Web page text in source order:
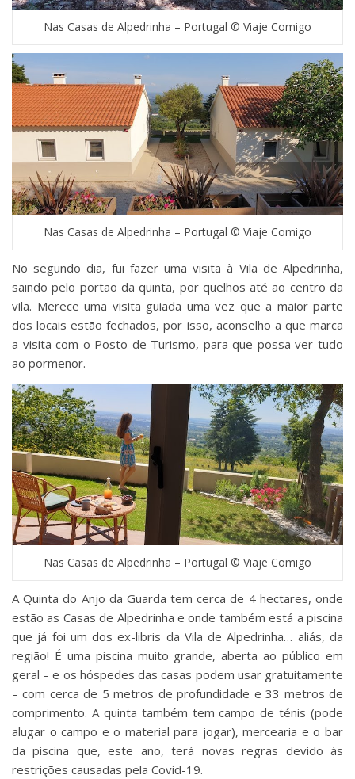
Nas Casas de Alpedrinha – Portugal © Viaje Comigo
Nas Casas de Alpedrinha – Portugal © Viaje Comigo
No segundo dia, fui fazer uma visita à Vila de Alpedrinha,
saindo pelo portão da quinta, por quelhos até ao centro da
vila. Merece uma visita guiada uma vez que a maior parte
dos locais estão fechados, por isso, aconselho a que marca
a visita com o Posto de Turismo, para que possa ver tudo
ao pormenor.
Nas Casas de Alpedrinha – Portugal © Viaje Comigo
A Quinta do Anjo da Guarda tem cerca de 4 hectares, onde
estão as Casas de Alpedrinha e onde também está a piscina
que já foi um dos ex-libris da Vila de Alpedrinha… aliás, da
região! É uma piscina muito grande, aberta ao público em
geral – e os hóspedes das casas podem usar gratuitamente
– com cerca de 5 metros de profundidade e 33 metros de
comprimento. A quinta também tem campo de ténis (pode
alugar o campo e o material para jogar), mercearia e o bar
da piscina que, este ano, terá novas regras devido às
restrições causadas pela Covid-19.